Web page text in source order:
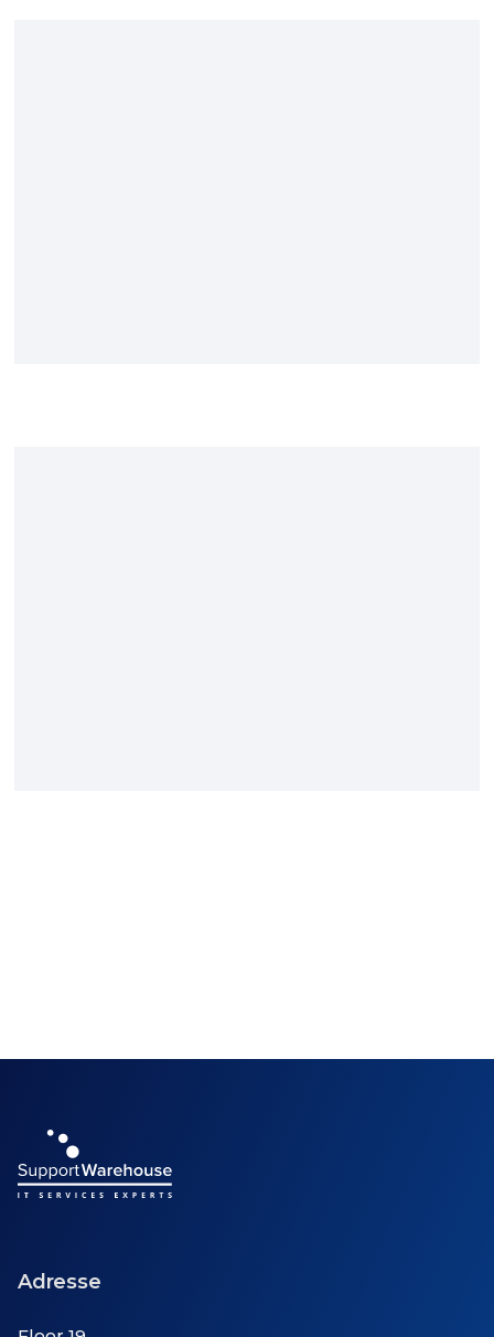
Adresse